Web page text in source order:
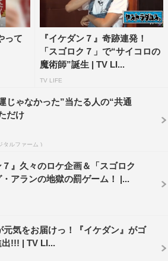
って
『イケダン７』奇跡連発！
「スゴロク７」で“サイコロの
魔術師”誕生 | TV LI...
TV LIFE
じゃなかった”当たる人の“共通
だけ
タルファーム )
７』久々のロケ企画＆「スゴロク
・アランの地獄の罰ゲーム！ |...
元気をお届けっ！『イケダン』がゴ
出!!! | TV LI...